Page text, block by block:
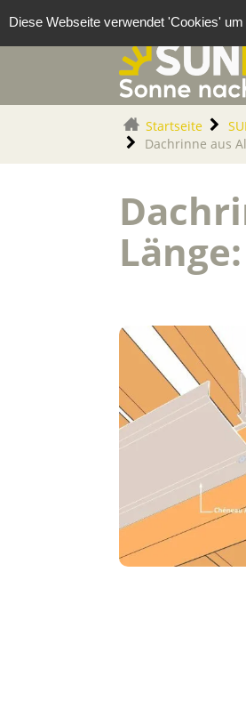
Startseite
Dachrinne aus
Diese Webseite verwendet 'Cookies'